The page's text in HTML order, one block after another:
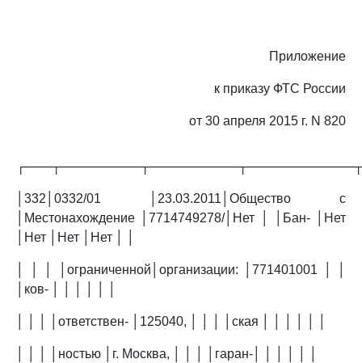
Приложение
к приказу ФТС России
от 30 апреля 2015 г. N 820
│332│0332/01 │23.03.2011│Общество с
│Местонахождение │7714749278/│Нет │ │Бан- │Нет
│Нет │Нет │Нет │ │
│ │ │ │ограниченной│организации: │771401001 │ │
│ков- │ │ │ │ │ │
│ │ │ │ответствен- │125040, │ │ │ │ская │ │ │ │ │ │
│ │ │ │ностью │г. Москва, │ │ │ │гаран-│ │ │ │ │ │